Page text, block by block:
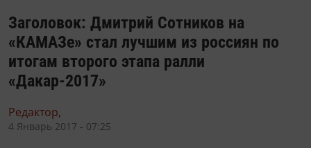
Заголовок: Дмитрий Сотников на
«КАМАЗе» стал лучшим из россиян по
итогам второго этапа ралли
«Дакар-2017»
Редактор,
4 Январь 2017 - 07:25